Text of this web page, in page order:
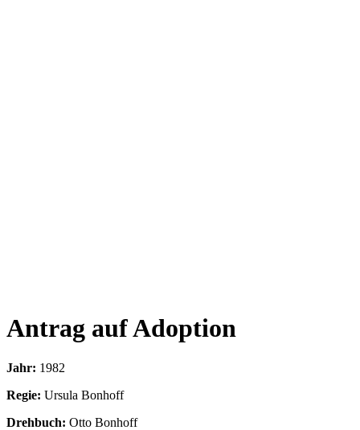
Antrag auf Adoption
Jahr: 1982
Regie: Ursula Bonhoff
Drehbuch: Otto Bonhoff